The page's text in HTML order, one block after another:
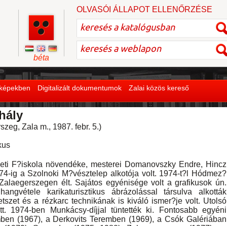
Digitalizált dokumentumok Zalai közös kereső
béta
OLVASÓI ÁLLAPOT ELLENŐRZÉSE
Zala m., 1987. febr. 5.)
F?iskola növendéke, mesterei Domanovszky Endre, Hincz
ig a Szolnoki M?vésztelep alkotója volt. 1974-t?l Hódmez?
élt. Sajátos egyénisége volt a grafikusok ún.
karikaturisztikus ábrázolással társulva alkották
és a rézkarc technikának is kiváló ismer?je volt. Utolsó
1974-ben Munkácsy-díjjal tüntették ki. Fontosabb egyéni
(1967), a Derkovits Teremben (1969), a Csók Galériában